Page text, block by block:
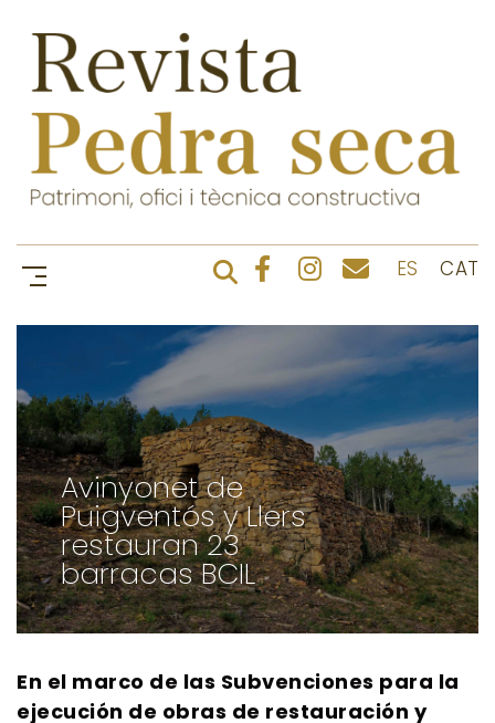
ES CAT
Avinyonet de
Puigventós y Llers
restauran 23
barracas BCIL
En el marco de las Subvenciones para la
ejecución de obras de restauración y